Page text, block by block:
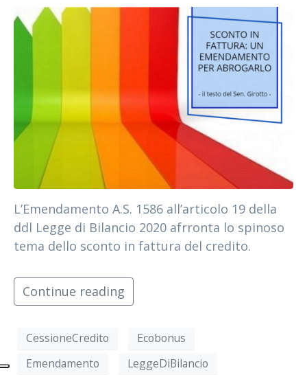
L’Emendamento A.S. 1586 all’articolo 19 della
ddl Legge di Bilancio 2020 afrronta lo spinoso
tema dello sconto in fattura del credito.
Continue reading
CessioneCredito
Ecobonus
Emendamento
LeggeDiBilancio